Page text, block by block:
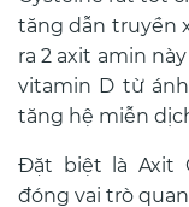
tăng dẫn truyền
ra 2 axit amin
vitamin D từ
tăng hệ miễn
Đặt biệt là Axit
đóng vai trò